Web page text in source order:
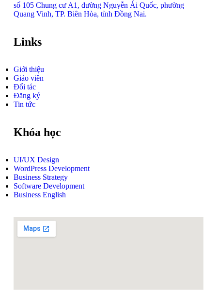
số 105 Chung cư A1, đường Nguyễn Ái Quốc, phường
Quang Vinh, TP. Biên Hòa, tỉnh Đồng Nai.
Links
Giới thiệu
Giáo viên
Đối tác
Đăng ký
Tin tức
Khóa học
UI/UX Design
WordPress Development
Business Strategy
Software Development
Business English